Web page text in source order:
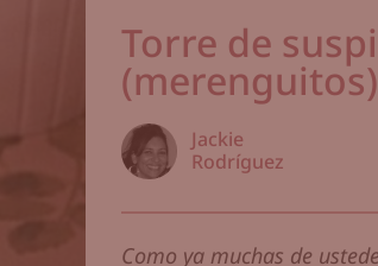
Torre de
(merenguitos)
Jackie
Rodríguez
Como ya muchas de